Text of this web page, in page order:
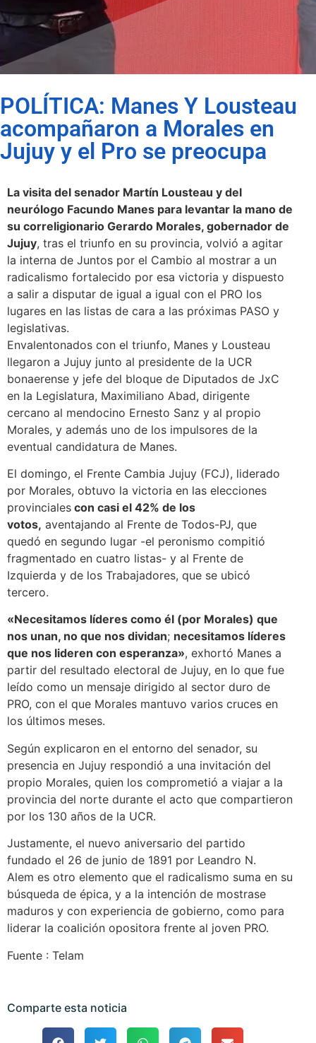
POLÍTICA: Manes Y Lousteau
acompañaron a Morales en
Jujuy y el Pro se preocupa
La visita del senador Martín Lousteau y del
neurólogo Facundo Manes para levantar la mano de
su correligionario Gerardo Morales, gobernador de
Jujuy, tras el triunfo en su provincia, volvió a agitar
la interna de Juntos por el Cambio al mostrar a un
radicalismo fortalecido por esa victoria y dispuesto
a salir a disputar de igual a igual con el PRO los
lugares en las listas de cara a las próximas PASO y
legislativas.
Envalentonados con el triunfo, Manes y Lousteau
llegaron a Jujuy junto al presidente de la UCR
bonaerense y jefe del bloque de Diputados de JxC
en la Legislatura, Maximiliano Abad, dirigente
cercano al mendocino Ernesto Sanz y al propio
Morales, y además uno de los impulsores de la
eventual candidatura de Manes.
El domingo, el Frente Cambia Jujuy (FCJ), liderado
por Morales, obtuvo la victoria en las elecciones
provinciales con casi el 42% de los
votos, aventajando al Frente de Todos-PJ, que
quedó en segundo lugar -el peronismo compitió
fragmentado en cuatro listas- y al Frente de
Izquierda y de los Trabajadores, que se ubicó
tercero.
«Necesitamos líderes como él (por Morales) que
nos unan, no que nos dividan; necesitamos líderes
que nos lideren con esperanza», exhortó Manes a
partir del resultado electoral de Jujuy, en lo que fue
leído como un mensaje dirigido al sector duro de
PRO, con el que Morales mantuvo varios cruces en
los últimos meses.
Según explicaron en el entorno del senador, su
presencia en Jujuy respondió a una invitación del
propio Morales, quien los comprometió a viajar a la
provincia del norte durante el acto que compartieron
por los 130 años de la UCR.
Justamente, el nuevo aniversario del partido
fundado el 26 de junio de 1891 por Leandro N.
Alem es otro elemento que el radicalismo suma en su
búsqueda de épica, y a la intención de mostrase
maduros y con experiencia de gobierno, como para
liderar la coalición opositora frente al joven PRO.
Fuente : Telam
Comparte esta noticia